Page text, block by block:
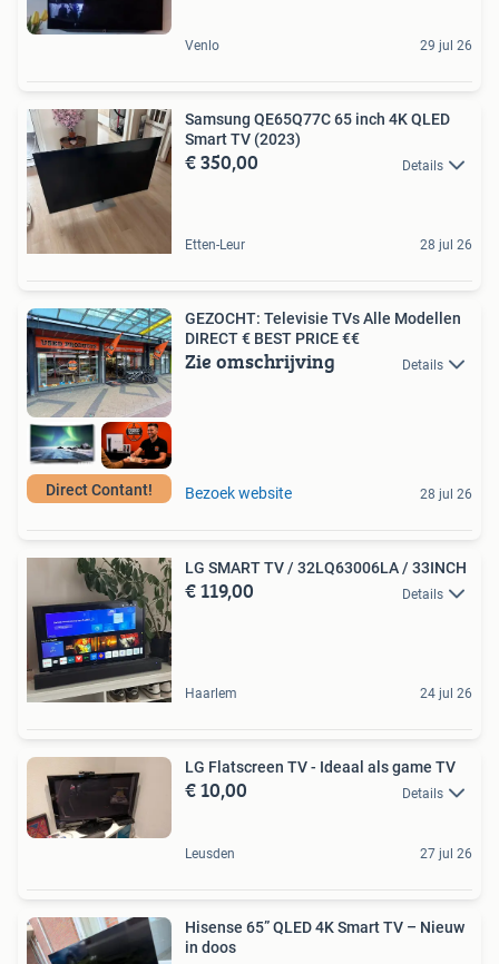
Venlo 29 jul 26
Samsung QE65Q77C 65 inch 4K QLED
Smart TV (2023)
€ 350,00 Details
Etten-Leur 28 jul 26
Direct Contant!
GEZOCHT: Televisie TVs Alle Modellen
DIRECT € BEST PRICE €€
Zie omschrijving Details
Bezoek website 28 jul 26
LG SMART TV / 32LQ63006LA / 33INCH
€ 119,00 Details
Haarlem 24 jul 26
LG Flatscreen TV - Ideaal als game TV
€ 10,00 Details
Leusden 27 jul 26
Hisense 65” QLED 4K Smart TV – Nieuw
in doos